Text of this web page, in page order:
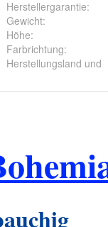
Herstellergarantie:
Gewicht:
Höhe:
Farbrichtung:
Herstellungsland und